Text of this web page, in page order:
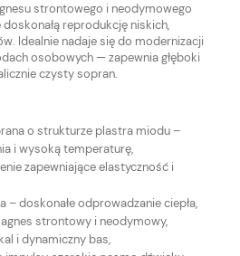
strontowego i neodymowego
reprodukcję niskich,
Idealnie nadaje się do modernizacji
osobowych — zapewnia głęboki
czysty sopran.
o strukturze plastra miodu –
i wysoką temperaturę,
zapewniające elastyczność i
– doskonałe odprowadzanie ciepła,
strontowy i neodymowy,
i dynamiczny bas,